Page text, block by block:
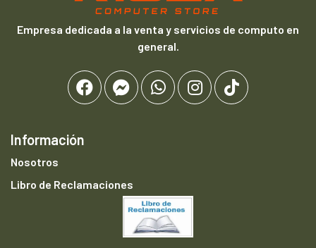
Empresa dedicada a la venta y servicios de computo en
general.
Información
Nosotros
Libro de Reclamaciones